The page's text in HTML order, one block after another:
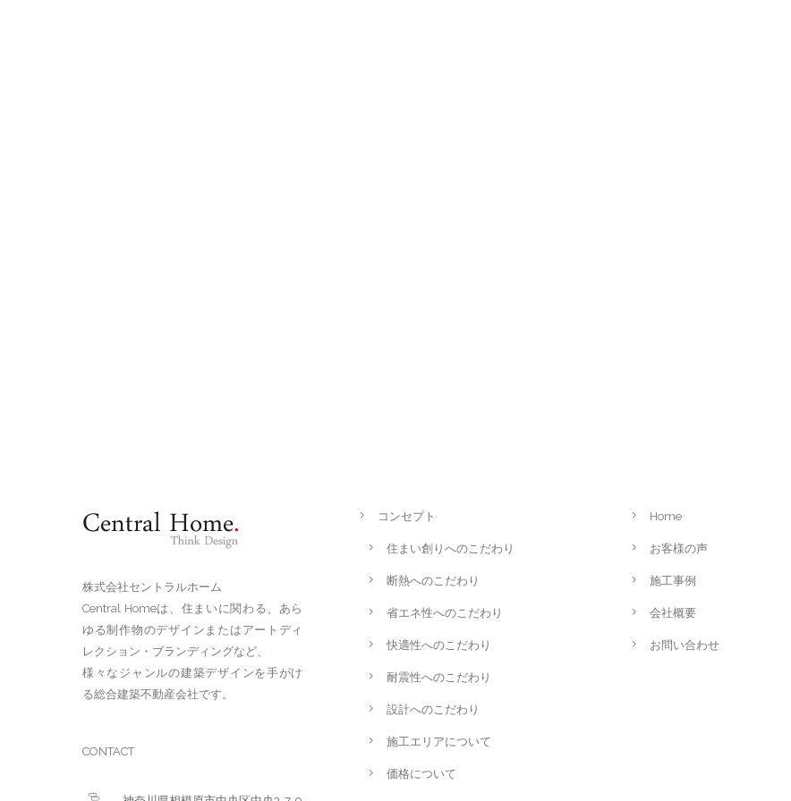
株式会社セントラルホーム
Central Homeは、住まいに関わる、あら
ゆる制作物のデザインまたはアートディ
レクション・ブランディングなど、
様々なジャンルの建築デザインを手がけ
る総合建築不動産会社です。
CONTACT
コンセプト
住まい創りへのこだわり
断熱へのこだわり
省エネ性へのこだわり
快適性へのこだわり
耐震性へのこだわり
設計へのこだわり
施工エリアについて
価格について
Home
お客様の声
施工事例
会社概要
お問い合わせ